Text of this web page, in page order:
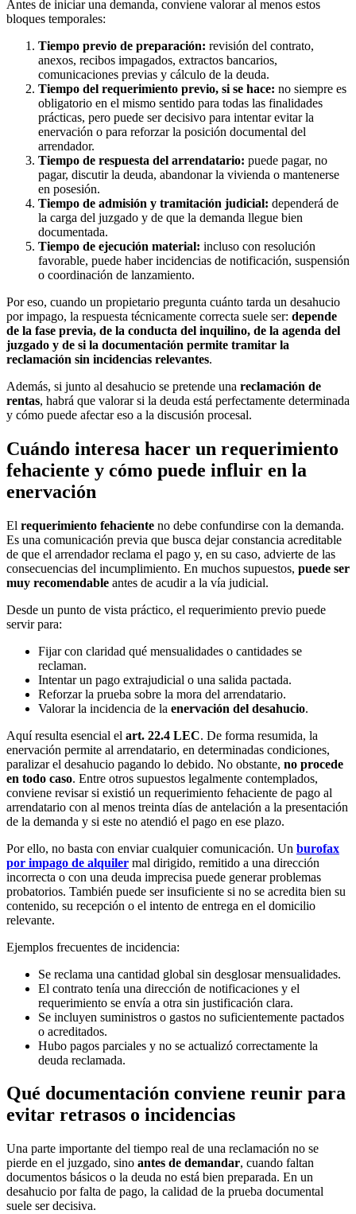
Antes de iniciar una demanda, conviene valorar al menos estos
bloques temporales:
Tiempo previo de preparación: revisión del contrato,
anexos, recibos impagados, extractos bancarios,
comunicaciones previas y cálculo de la deuda.
Tiempo del requerimiento previo, si se hace: no siempre es
obligatorio en el mismo sentido para todas las finalidades
prácticas, pero puede ser decisivo para intentar evitar la
enervación o para reforzar la posición documental del
arrendador.
Tiempo de respuesta del arrendatario: puede pagar, no
pagar, discutir la deuda, abandonar la vivienda o mantenerse
en posesión.
Tiempo de admisión y tramitación judicial: dependerá de
la carga del juzgado y de que la demanda llegue bien
documentada.
Tiempo de ejecución material: incluso con resolución
favorable, puede haber incidencias de notificación, suspensión
o coordinación de lanzamiento.
Por eso, cuando un propietario pregunta cuánto tarda un desahucio
por impago, la respuesta técnicamente correcta suele ser: depende
de la fase previa, de la conducta del inquilino, de la agenda del
juzgado y de si la documentación permite tramitar la
reclamación sin incidencias relevantes.
Además, si junto al desahucio se pretende una reclamación de
rentas, habrá que valorar si la deuda está perfectamente determinada
y cómo puede afectar eso a la discusión procesal.
Cuándo interesa hacer un requerimiento
fehaciente y cómo puede influir en la
enervación
El requerimiento fehaciente no debe confundirse con la demanda.
Es una comunicación previa que busca dejar constancia acreditable
de que el arrendador reclama el pago y, en su caso, advierte de las
consecuencias del incumplimiento. En muchos supuestos, puede ser
muy recomendable antes de acudir a la vía judicial.
Desde un punto de vista práctico, el requerimiento previo puede
servir para:
Fijar con claridad qué mensualidades o cantidades se
reclaman.
Intentar un pago extrajudicial o una salida pactada.
Reforzar la prueba sobre la mora del arrendatario.
Valorar la incidencia de la enervación del desahucio.
Aquí resulta esencial el art. 22.4 LEC. De forma resumida, la
enervación permite al arrendatario, en determinadas condiciones,
paralizar el desahucio pagando lo debido. No obstante, no procede
en todo caso. Entre otros supuestos legalmente contemplados,
conviene revisar si existió un requerimiento fehaciente de pago al
arrendatario con al menos treinta días de antelación a la presentación
de la demanda y si este no atendió el pago en ese plazo.
Por ello, no basta con enviar cualquier comunicación. Un burofax
por impago de alquiler mal dirigido, remitido a una dirección
incorrecta o con una deuda imprecisa puede generar problemas
probatorios. También puede ser insuficiente si no se acredita bien su
contenido, su recepción o el intento de entrega en el domicilio
relevante.
Ejemplos frecuentes de incidencia:
Se reclama una cantidad global sin desglosar mensualidades.
El contrato tenía una dirección de notificaciones y el
requerimiento se envía a otra sin justificación clara.
Se incluyen suministros o gastos no suficientemente pactados
o acreditados.
Hubo pagos parciales y no se actualizó correctamente la
deuda reclamada.
Qué documentación conviene reunir para
evitar retrasos o incidencias
Una parte importante del tiempo real de una reclamación no se
pierde en el juzgado, sino antes de demandar, cuando faltan
documentos básicos o la deuda no está bien preparada. En un
desahucio por falta de pago, la calidad de la prueba documental
suele ser decisiva.